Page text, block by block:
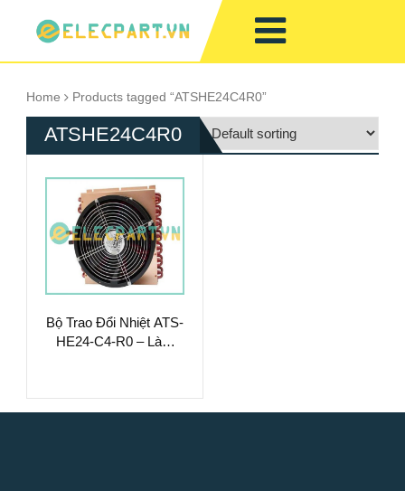
Home Products tagged “ATSHE24C4R0”
ATSHE24C4R0
Bộ Trao Đổi Nhiệt ATS-
HE24-C4-R0 – Làm